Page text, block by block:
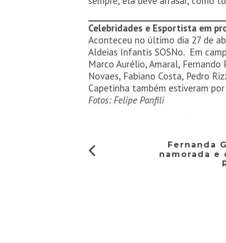
Celebridades e Esportista em
Aconteceu no último dia 27 de
Aldeias Infantis SOSNo. Em
Marco Aurélio, Amaral,
Novaes, Fabiano Costa, Pedro
Capetinha também estiveram
Fotos: Felipe Panfili
Fernanda
namorada e